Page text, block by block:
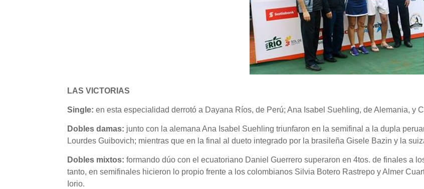
LAS VICTORIAS
Single: en esta especialidad derrotó a Dayana Ríos, de Perú; Ana Isabel Suehling, de Alemania, y
Dobles damas: junto con la alemana Ana Isabel Suehling triunfaron en la semifinal a la dupla
Lourdes Guibovich; mientras que en la final al dueto integrado por la brasileña Gisele Bazin y la
Dobles mixtos: formando dúo con el ecuatoriano Daniel Guerrero superaron en 4tos. de finales a
tanto, en semifinales hicieron lo propio frente a los colombianos Silvia Botero Rastrepo y Almer
Iorio.